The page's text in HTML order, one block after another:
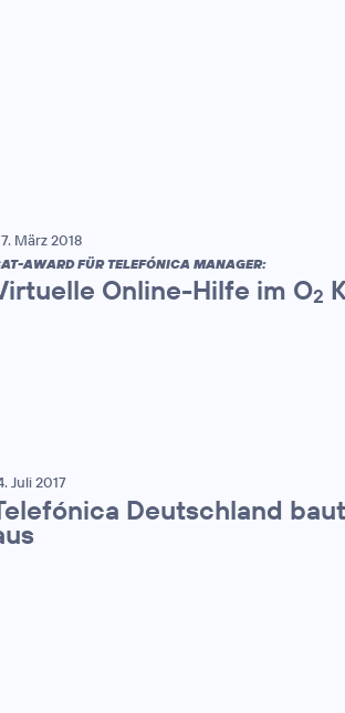
März 2018
AWARD FÜR TELEFÓNICA MANAGER:
Online-Hilfe im O2
Juli 2017
Deutschland